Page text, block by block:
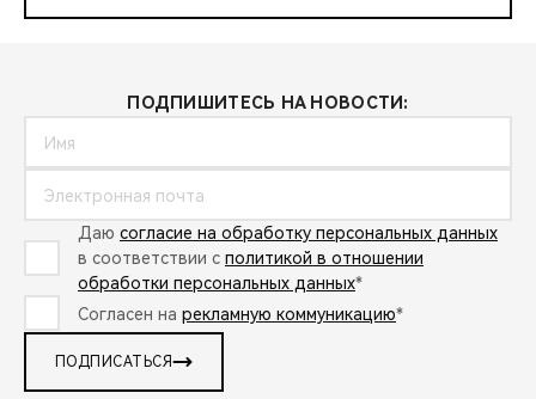
ПОДПИШИТЕСЬ НА НОВОСТИ:
Даю согласие на обработку персональных данных
в соответствии с политикой в отношении
обработки персональных данных*
Согласен на рекламную коммуникацию*
ПОДПИСАТЬСЯ